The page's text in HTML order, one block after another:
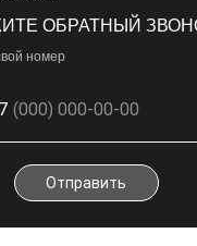
ОБРАТНЫЙ
номер
Отправить